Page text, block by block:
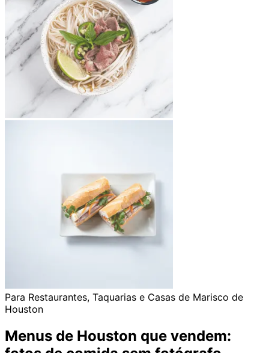
Para Restaurantes, Taquarias e Casas de Marisco de
Houston
Menus de Houston que vendem: